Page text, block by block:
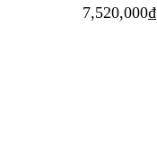
7,520,000₫